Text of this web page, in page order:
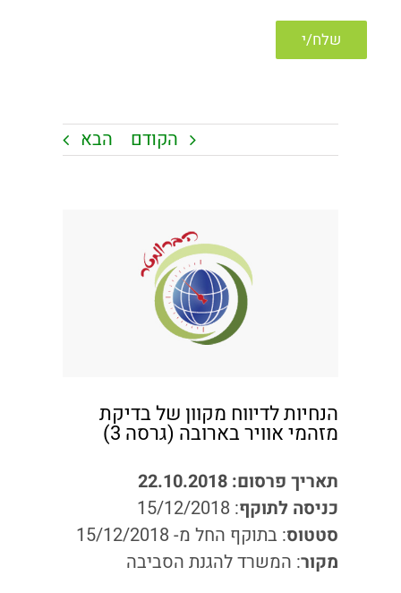
הקודם הבא
הנחיות לדיווח מקוון של בדיקת
מזהמי אוויר בארובה (גרסה 3)
תאריך פרסום: 22.10.2018
כניסה לתוקף: 15/12/2018
סטטוס: בתוקף החל מ- 15/12/2018
מקור: המשרד להגנת הסביבה